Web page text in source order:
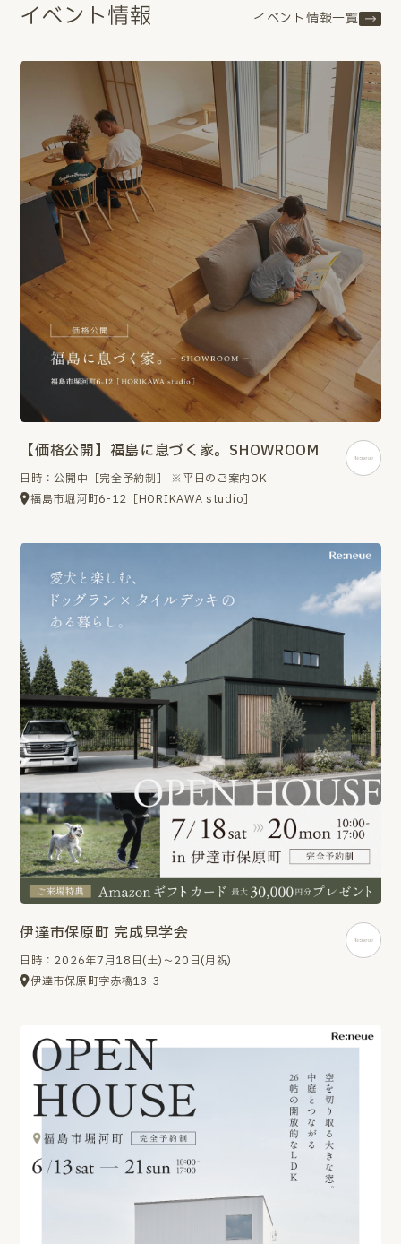
イベント情報 イベント情報一覧
【価格公開】福島に息づく家。SHOWROOM
日時：公開中［完全予約制］ ※平日のご案内OK
福島市堀河町6-12［HORIKAWA studio］
伊達市保原町 完成見学会
日時：2026年7月18日(土)～20日(月祝)
伊達市保原町字赤橋13-3